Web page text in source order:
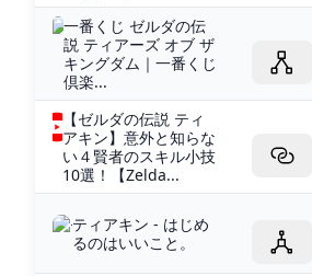
一番くじ ゼルダの伝
説 ティアーズ オブ ザ
キングダム｜一番くじ
倶楽...
【ゼルダの伝説 ティ
アキン】意外と知らな
い４賢者のスキル小技
10選！【Zelda...
ティアキン - はじめ
るのはいいこと。